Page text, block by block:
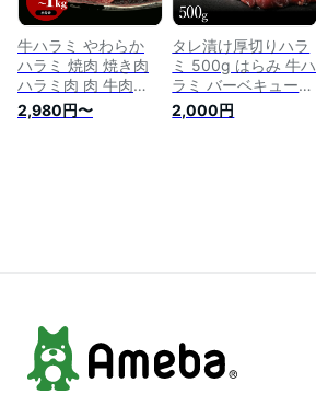
牛ハラミ やわらか
ハラミ 焼肉 焼き肉
ハラミ肉 肉 牛肉
400g 600g 1kg 味
付け 冷凍 やわらか
2,980円〜
タレ漬け厚切りハラ
ミ 500g はらみ 牛ハ
ラミ バーベキュー
肉 bbq 焼き肉 焼肉
牛 ハラミ肉 味付け
2,000円